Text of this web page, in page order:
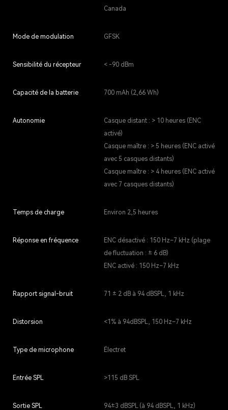
Canada
Mode de modulation GFSK
Sensibilité du récepteur < -90 dBm
Capacité de la batterie 700 mAh (2,66 Wh)
Autonomie
Casque distant : > 10 heures (ENC
activé)
Casque maître : > 5 heures (ENC activé
avec 5 casques distants)
Casque maître : > 4 heures (ENC activé
avec 7 casques distants)
Temps de charge Environ 2,5 heures
Réponse en fréquence
ENC désactivé : 150 Hz–7 kHz (plage
de fluctuation : ± 6 dB)
ENC activé : 150 Hz–7 kHz
Rapport signal-bruit 71 ± 2 dB à 94 dBSPL, 1 kHz
Distorsion <1% à 94dBSPL, 150 Hz–7 kHz
Type de microphone Électret
Entrée SPL >115 dB SPL
Sortie SPL 94±3 dBSPL (à 94 dBSPL, 1 kHz)